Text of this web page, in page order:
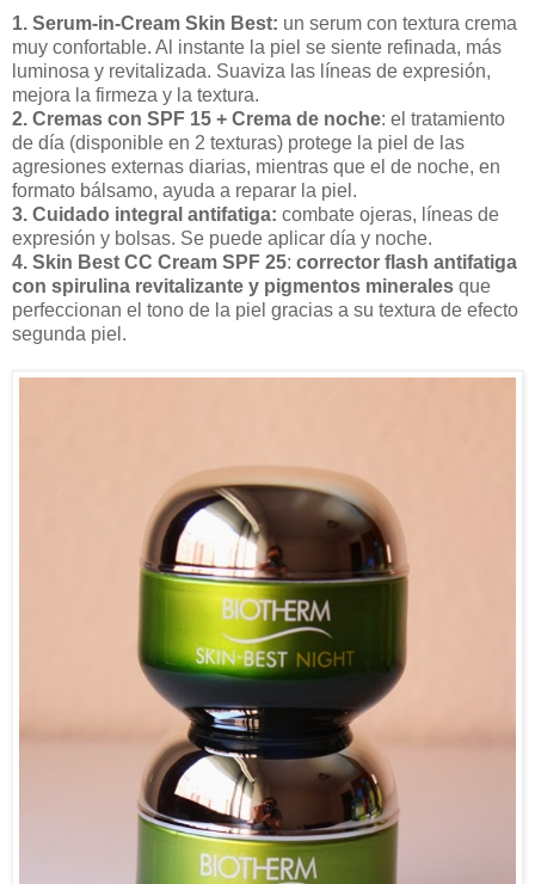
1. Serum-in-Cream Skin Best: un serum con textura crema
muy confortable. Al instante la piel se siente refinada, más
luminosa y revitalizada. Suaviza las líneas de expresión,
mejora la firmeza y la textura.
2. Cremas con SPF 15 + Crema de noche: el tratamiento
de día (disponible en 2 texturas) protege la piel de las
agresiones externas diarias, mientras que el de noche, en
formato bálsamo, ayuda a reparar la piel.
3. Cuidado integral antifatiga: combate ojeras, líneas de
expresión y bolsas. Se puede aplicar día y noche.
4. Skin Best CC Cream SPF 25: corrector flash antifatiga
con spirulina revitalizante y pigmentos minerales que
perfeccionan el tono de la piel gracias a su textura de efecto
segunda piel.